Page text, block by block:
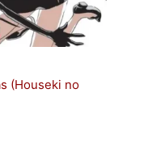
(Houseki no